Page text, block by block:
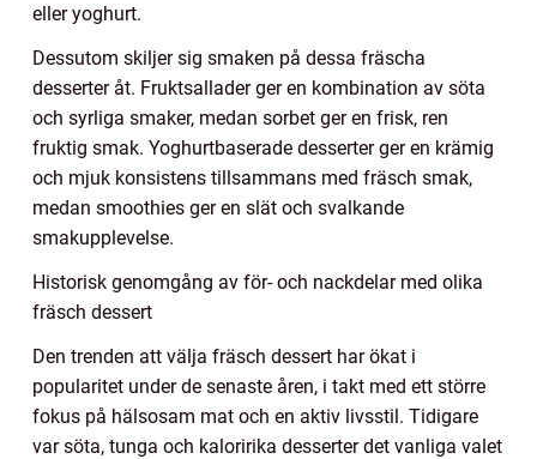
eller yoghurt.
Dessutom skiljer sig smaken på dessa fräscha
desserter åt. Fruktsallader ger en kombination av söta
och syrliga smaker, medan sorbet ger en frisk, ren
fruktig smak. Yoghurtbaserade desserter ger en krämig
och mjuk konsistens tillsammans med fräsch smak,
medan smoothies ger en slät och svalkande
smakupplevelse.
Historisk genomgång av för- och nackdelar med olika
fräsch dessert
Den trenden att välja fräsch dessert har ökat i
popularitet under de senaste åren, i takt med ett större
fokus på hälsosam mat och en aktiv livsstil. Tidigare
var söta, tunga och kaloririka desserter det vanliga valet